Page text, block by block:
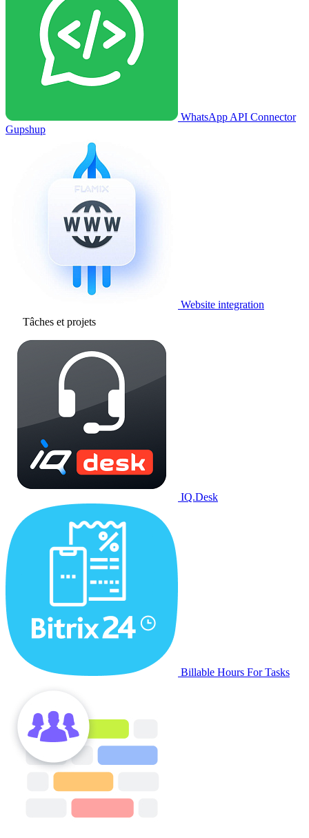
WhatsApp API Connector
Gupshup
Website integration
Tâches et projets
IQ.Desk
Billable Hours For Tasks